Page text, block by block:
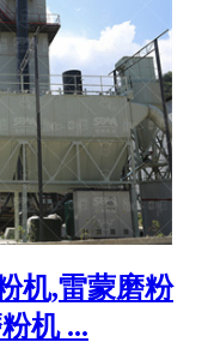
机,雷蒙磨粉
机 ...